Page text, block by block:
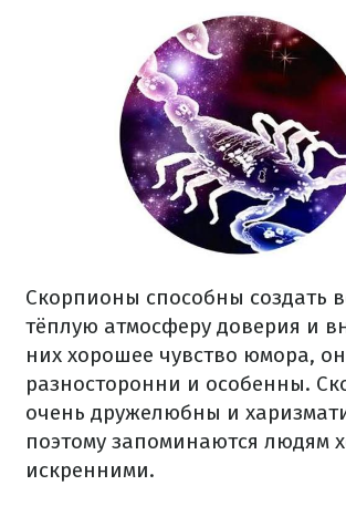
Скорпионы способны создать
тёплую атмосферу доверия и
них хорошее чувство юмора,
разносторонни и особенны.
очень дружелюбны и
поэтому запоминаются людям
искренними.